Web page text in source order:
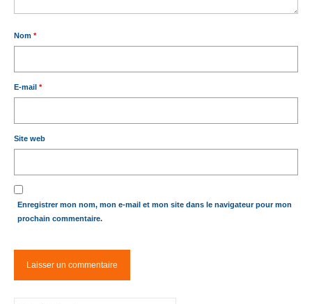
Nom *
E-mail *
Site web
Enregistrer mon nom, mon e-mail et mon site dans le navigateur pour mon
prochain commentaire.